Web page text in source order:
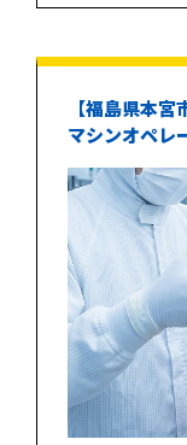
【福島県本
マシンオペレ